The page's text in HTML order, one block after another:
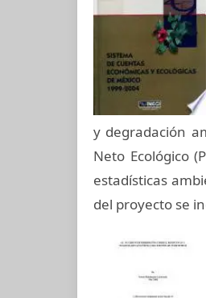
y degradación
Neto Ecológico
estadísticas
del proyecto se